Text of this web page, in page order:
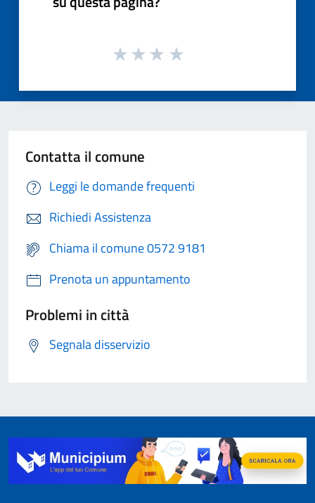
Contatta il comune
Leggi le domande frequenti
Richiedi Assistenza
Chiama il comune 0572 9181
Prenota un appuntamento
Problemi in città
Segnala disservizio